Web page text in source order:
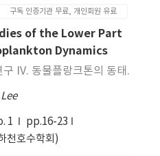
의 비율로 분포하였다.
양성 세균의 분포
구독 인증기관 무료, 개인회원 유료
of the Lower Part
Dynamics
IV. 동물플랑크톤의 동태.
1
pp.16-23
천호수학회)